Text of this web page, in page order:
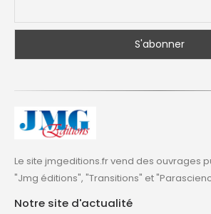
Le site jmgeditions.fr vend des ouvrages
"Jmg éditions", "Transitions" et
Notre site d'actualité